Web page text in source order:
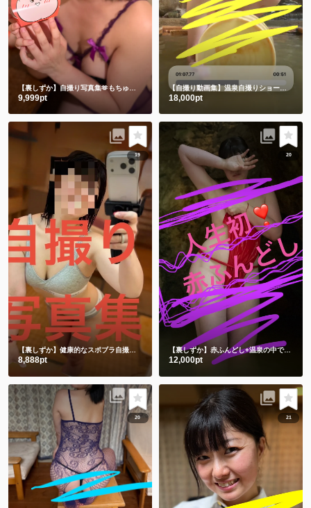
9,999pt
【自撮り動画集】温泉自撮りショート動画３本詰め合わせ
18,000pt
19
【裏しずか】健康的なスポブラ自撮り🤳 ショート動画１本と写真50枚
8,888pt
20
【裏しずか】赤ふんどし+温泉の中で湯あみぎを着る🫣ショート動画２本と写真100枚セット
12,000pt
20 21